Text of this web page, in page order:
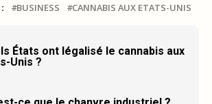
BUSINESS CANNABIS AUX ETATS-UNIS
États ont légalisé le cannabis aux
Unis ?